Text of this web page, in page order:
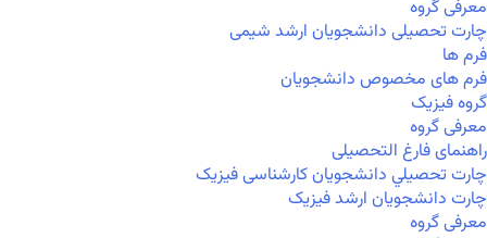
معرفی گروه
چارت تحصیلی دانشجویان ارشد شیمی
فرم ها
فرم های مخصوص دانشجویان
گروه فیزیک
معرفی گروه
راهنمای فارغ التحصیلی
چارت تحصيلي دانشجویان کارشناسی فیزیک
چارت دانشجویان ارشد فیزیک
معرفی گروه